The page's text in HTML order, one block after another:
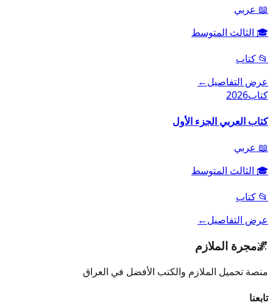
📖 عربي
🎓 الثالث المتوسط
📂 كتاب
عرض التفاصيل←
كتاب2026
كتاب العربي الجزء الأول
📖 عربي
🎓 الثالث المتوسط
📂 كتاب
عرض التفاصيل←
🌌مجرة الملازم
منصة تحميل الملازم والكتب الأفضل في العراق
تابعنا